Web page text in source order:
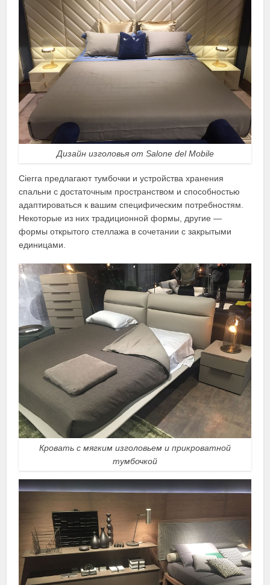
Дизайн изголовья от Salone del Mobile
Cierra предлагают тумбочки и устройства хранения
спальни с достаточным пространством и способностью
адаптироваться к вашим специфическим потребностям.
Некоторые из них традиционной формы, другие —
формы открытого стеллажа в сочетании с закрытыми
единицами.
Кровать с мягким изголовьем и прикроватной
тумбочкой